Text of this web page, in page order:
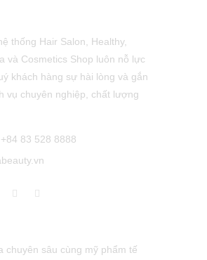
thống Hair Salon, Healthy,
và Cosmetics Shop luôn nỗ lực
khách hàng sự hài lòng và gắn
vụ chuyên nghiệp, chất lượng
83 528 8888
chuyên sâu cùng mỹ phẩm tế